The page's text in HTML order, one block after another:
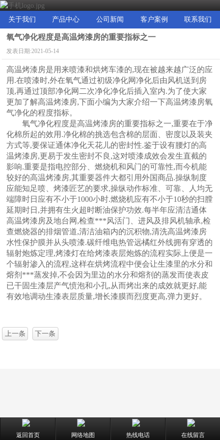
关于我们 产品中心 公司新闻 客户案例 联系我们
氧气净化程度是高温烤漆房的重要指标之一
发表日期:2021-05-14
高温烤漆房是用来喷漆和烘烤车漆的,现在被越来越广泛的应
用.在喷漆时,外在氧气通过初级净化网净化后由风机送到房
顶,再通过顶部净化网二次净化净化后插入室内.为了使大家
更加了解高温烤漆房,下面小编为大家介绍一下高温烤漆房氧
气净化的程度指标。
氧气净化程度是高温烤漆房的重要指标之一,重要在于净
化棉所起的效用.净化棉的挑选包含棉的层面、密度以及装夹
方式等,要保证通体净化天花儿的密封性.鉴于设有腰灯的高
温烤漆房,更易于发生密封不良,这对喷漆成效会发生直截的
影响.重要是指电控部分、燃烧机和风门的可靠性,而今机能
较好的高温烤漆房,其重要器件大都引用外国商品.操纵制度
应能知足喷、烤漆匠艺的要求,操纵动作标准、可靠、人均无
端障时日应有不小于1000小时.燃烧机应有不小于10秒的扫膛
延期时日,并拥有生火超时断油保护功效.每半年应清洁通体
高温烤漆房及地台网,检查***风活门、进风及排风机轴承,检
查燃烧器的排烟管道,清洁油箱内的沉积物,清洗高温烤漆房
水性保护膜并从头喷漆.碳纤维电热管远橘红外线拥有穿透的
辐射炮炼定理,烤漆灯在给烤漆表层炮炼的流程实际上便是一
个辐射渗入的流程,这样在烘烤流程中便会让生漆里的水分和
熔剂***蒸发掉,不会因为里边的水分和熔剂的蒸发而使表皮
已干固生漆层产气愤泡和小孔,从而烤出来的成效就更好,能
有效地调动生漆表层质量,增长漆膜而烈度更高,弹力更好。
上一条 下一条
返回首页 网络地图 热线电话 在线留言